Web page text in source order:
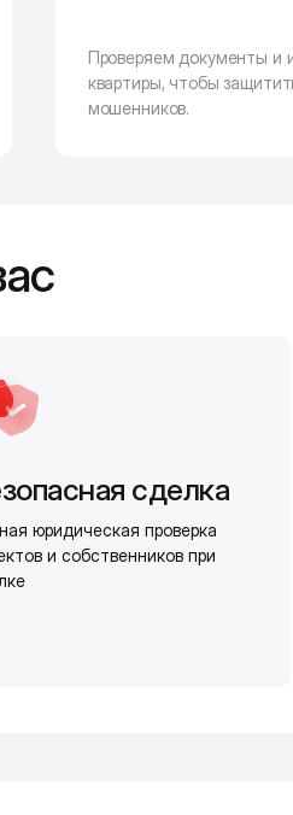
Проверяем документы и
квартиры, чтобы
мошенников.
сделка
юридическая проверка
и собственников при